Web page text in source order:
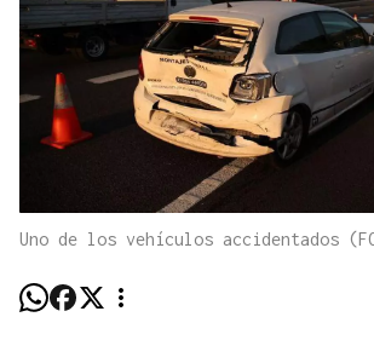
Uno de los vehículos accidentados